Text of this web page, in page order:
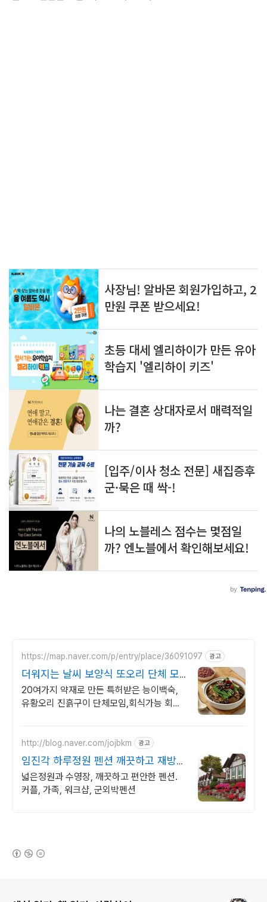
https://map.naver.com/p/entry/place/36091097 광고
더워지는 날씨 보양식 또오리 단체 모
임, 회식 룸완비
20여가지 약재로 만든 특허받은 능이백숙,
유황오리 진흙구이 단체모임,회식가능 회사
http://blog.naver.com/jojbkm 광고
임진각 하루정원 펜션 깨끗하고 재방문
많은 펜션
넓은정원과 수영장, 깨끗하고 편안한 펜션.
커플, 가족, 워크샵, 군외박펜션